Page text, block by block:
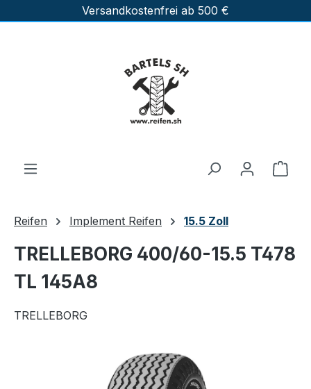
Zum Hauptinhalt springenVersandkostenfrei ab 500 €
Reifen Implement Reifen 15.5 Zoll
TRELLEBORG 400/60-15.5 T478
TL 145A8
TRELLEBORG
Bildergalerie überspringen